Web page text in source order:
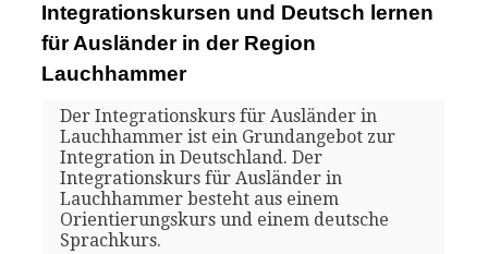
Integrationskursen und Deutsch lernen
für Ausländer in der Region
Lauchhammer
Der Integrationskurs für Ausländer in
Lauchhammer ist ein Grundangebot zur
Integration in Deutschland. Der
Integrationskurs für Ausländer in
Lauchhammer besteht aus einem
Orientierungskurs und einem deutsche
Sprachkurs.